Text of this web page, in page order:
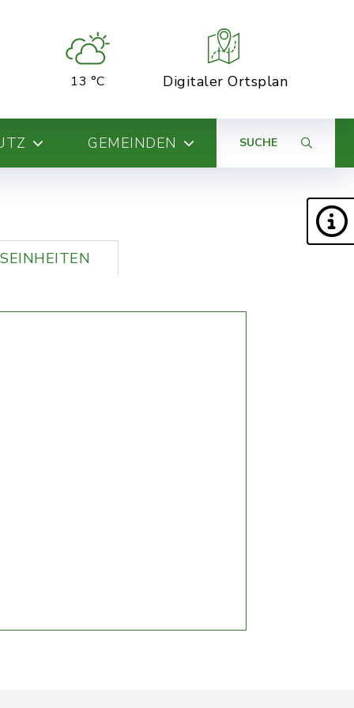
13 °C Digitaler Ortsplan
GEMEINDEN SUCHE